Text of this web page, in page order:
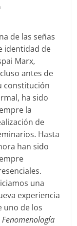
de las señas
identidad de
Marx,
antes de
constitución
ha sido
la
de
Hasta
han sido
una
experiencia
uno de los
Fenomenología